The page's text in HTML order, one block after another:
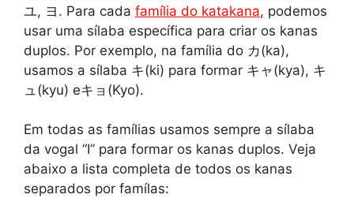
p m s
t
k k
ユ, ヨ. Para cada família do katakana, podemos
usar uma sílaba específica para criar os kanas
duplos. Por exemplo, na família do カ(ka),
usamos a sílaba キ(ki) para formar キャ(kya), キ
ュ(kyu) eキョ(Kyo).
Em todas as famílias usamos sempre a sílaba
da vogal “I” para formar os kanas duplos. Veja
abaixo a lista completa de todos os kanas
separados por famílas: